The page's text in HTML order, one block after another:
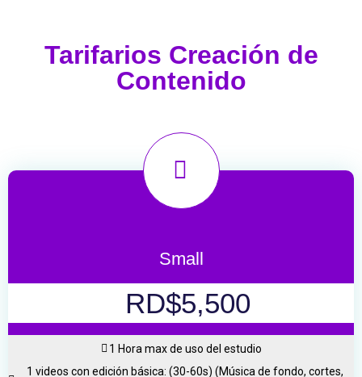
Tarifarios Creación de
Contenido
Small
RD$5,500
1 Hora max de uso del estudio
1 videos con edición básica: (30-60s) (Música de fondo, cortes,